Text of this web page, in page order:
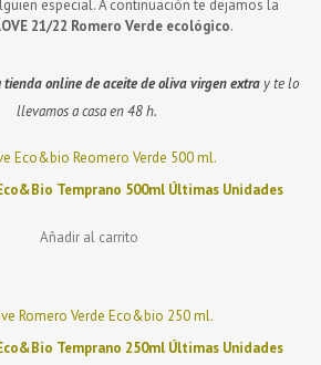
especial. A continuación te dejamos la
21/22 Romero Verde ecológico.
tienda online de aceite de oliva virgen extray te lo
llevamos a casa en 48 h.
Temprano 500ml Últimas Unidades
Añadir al carrito
Temprano 250ml Últimas Unidades